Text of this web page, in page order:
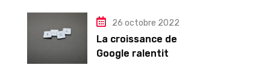
26 octobre 2022
La croissance de
Google ralentit